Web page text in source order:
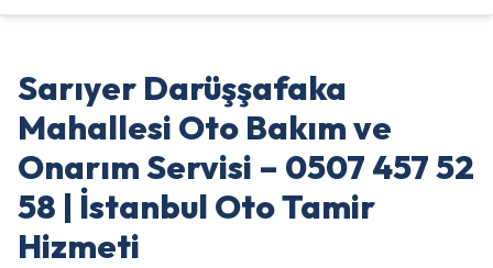
Sarıyer Darüşşafaka
Mahallesi Oto Bakım ve
Onarım Servisi – 0507 457 52
58 | İstanbul Oto Tamir
Hizmeti